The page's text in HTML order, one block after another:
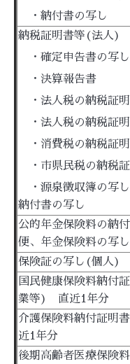
・納付書の写し
納税証明書等(法人)
・確定申告書の写し
・決算報告書
・法人税の納税証明
・法人税の納税証
・消費税の納税証
・市県民税の納税
・源泉徴収簿の写
納付書の写し
公的年金保険料の納
便、年金保険料の写
保険証の写し(個人)
国民健康保険料納付
業等) 直近1年分
介護保険料納付証明
近1年分
後期高齢者医療保険